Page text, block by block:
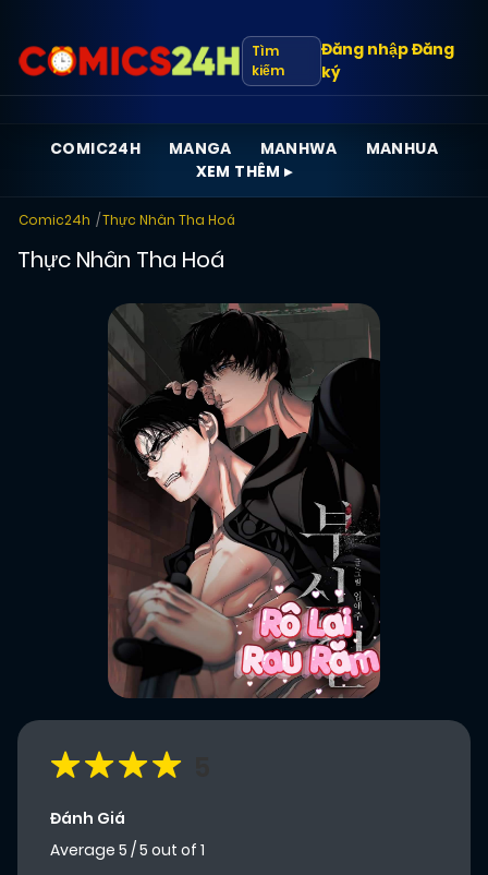
Tìm
kiếm
Đăng nhậpĐăng
ký
COMIC24H MANGA MANHWA
MANHUA
XEM THÊM ▸
Comic24h Thực Nhân Tha Hoá
Thực Nhân Tha Hoá
Đánh Giá
Average 5 /5 out of 1